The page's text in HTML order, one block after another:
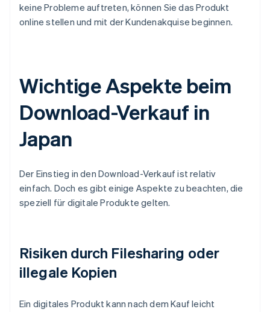
keine Probleme auftreten, können Sie das Produkt
online stellen und mit der Kundenakquise beginnen.
Wichtige Aspekte beim
Download-Verkauf in
Japan
Der Einstieg in den Download-Verkauf ist relativ
einfach. Doch es gibt einige Aspekte zu beachten, die
speziell für digitale Produkte gelten.
Risiken durch Filesharing oder
illegale Kopien
Ein digitales Produkt kann nach dem Kauf leicht